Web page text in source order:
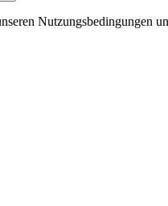
Nutzungsbedingungen